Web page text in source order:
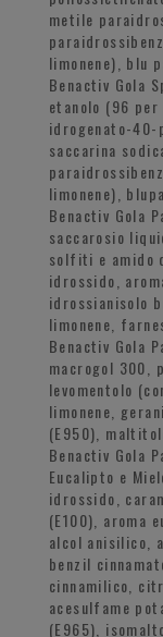
metile
limonene), blu
Benactiv Gola
etanolo (96
idrogenato-40-
saccarina
limonene),
Benactiv Gola
saccarosio
solfiti e amido
idrossido,
idrossianisolo
limonene,
Benactiv Gola
macrogol 300,
levomentolo
limonene,
(E950),
Benactiv Gola
Eucalipto e
idrossido,
(E100), aroma
alcol anisilico,
benzil
cinnamilico,
acesulfame
(E965),